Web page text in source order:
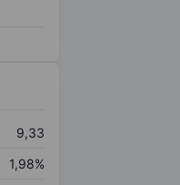
9,33
1,98%